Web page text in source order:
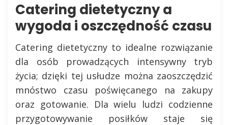
Catering dietetyczny a
wygoda i oszczędność czasu
Catering dietetyczny to idealne rozwiązanie
dla osób prowadzących intensywny tryb
życia; dzięki tej usłudze można zaoszczędzić
mnóstwo czasu poświęcanego na zakupy
oraz gotowanie. Dla wielu ludzi codzienne
przygotowywanie posiłków staje się